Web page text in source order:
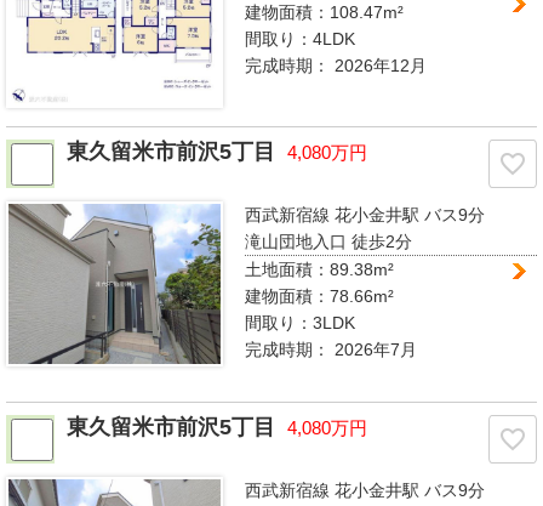
建物面積：108.47m²
間取り：4LDK
完成時期： 2026年12月
東久留米市前沢5丁目 4,080万円
西武新宿線 花小金井駅バス9分
滝山団地入口 徒歩2分
土地面積：89.38m²
建物面積：78.66m²
間取り：3LDK
完成時期： 2026年7月
東久留米市前沢5丁目 4,080万円
西武新宿線 花小金井駅バス9分